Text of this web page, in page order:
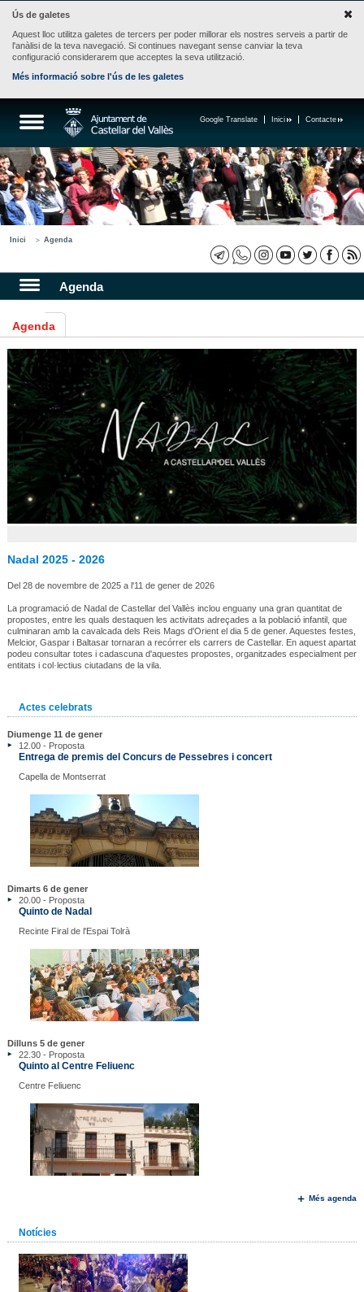
Ús de galetes
Aquest lloc utilitza galetes de tercers per poder millorar els nostres serveis a partir de
l'anàlisi de la teva navegació. Si continues navegant sense canviar la teva
configuració considerarem que acceptes la seva utilització.
Més informació sobre l'ús de les galetes
Contacte
Inici
Google Translate
Inici Agenda
Agenda
Agenda
Nadal 2025 - 2026
Del 28 de novembre de 2025 a l'11 de gener de 2026
La programació de Nadal de Castellar del Vallès inclou enguany una gran quantitat de
propostes, entre les quals destaquen les activitats adreçades a la població infantil, que
culminaran amb la cavalcada dels Reis Mags d'Orient el dia 5 de gener. Aquestes festes,
Melcior, Gaspar i Baltasar tornaran a recórrer els carrers de Castellar. En aquest apartat
podeu consultar totes i cadascuna d'aquestes propostes, organitzades especialment per
entitats i col·lectius ciutadans de la vila.
Actes celebrats
Diumenge 11 de gener
12.00 - Proposta
Entrega de premis del Concurs de Pessebres i concert
Capella de Montserrat
Dimarts 6 de gener
20.00 - Proposta
Quinto de Nadal
Recinte Firal de l'Espai Tolrà
Dilluns 5 de gener
22.30 - Proposta
Quinto al Centre Feliuenc
Centre Feliuenc
Més agenda
Notícies